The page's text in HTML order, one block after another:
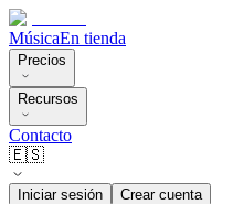
MúsicaEn tienda
Precios
Recursos
Contacto
🇪🇸
Iniciar sesión Crear cuenta